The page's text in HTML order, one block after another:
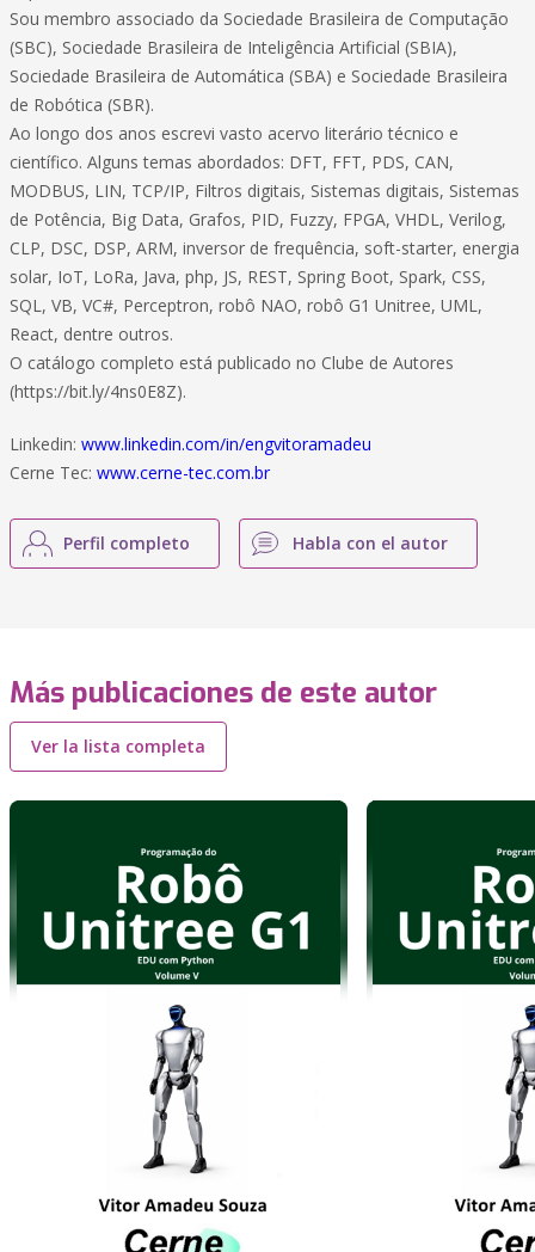
Sou membro associado da Sociedade Brasileira de Computação
(SBC), Sociedade Brasileira de Inteligência Artificial (SBIA),
Sociedade Brasileira de Automática (SBA) e Sociedade Brasileira
de Robótica (SBR).
Ao longo dos anos escrevi vasto acervo literário técnico e
científico. Alguns temas abordados: DFT, FFT, PDS, CAN,
MODBUS, LIN, TCP/IP, Filtros digitais, Sistemas digitais, Sistemas
de Potência, Big Data, Grafos, PID, Fuzzy, FPGA, VHDL, Verilog,
CLP, DSC, DSP, ARM, inversor de frequência, soft-starter, energia
solar, IoT, LoRa, Java, php, JS, REST, Spring Boot, Spark, CSS,
SQL, VB, VC#, Perceptron, robô NAO, robô G1 Unitree, UML,
React, dentre outros.
O catálogo completo está publicado no Clube de Autores
(https://bit.ly/4ns0E8Z).
Linkedin: www.linkedin.com/in/engvitoramadeu
Cerne Tec: www.cerne-tec.com.br
Perfil completo Habla con el autor
Más publicaciones de este autor
Ver la lista completa